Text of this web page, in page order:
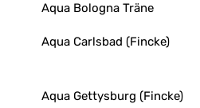
Aqua Bologna Träne
Aqua Carlsbad (Fincke)
Aqua Gettysburg (Fincke)